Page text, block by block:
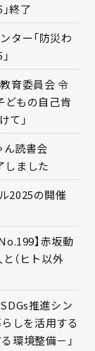
終了
ター「防災わ
育委員会 令
どもの自己肯
て」
ん読書会
しました
2025の開催
】赤坂動
（ヒト以外
推進シン
しを活用する
環境整備－」